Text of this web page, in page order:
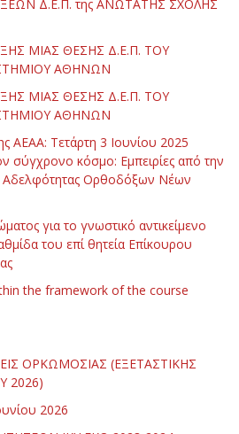
Δ.Ε.Π. της ΑΝΩΤΑΤΗΣ ΣΧΟΛΗΣ
ΜΙΑΣ ΘΕΣΗΣ Δ.Ε.Π. ΤΟΥ
ΑΘΗΝΩΝ
ΜΙΑΣ ΘΕΣΗΣ Δ.Ε.Π. ΤΟΥ
ΑΘΗΝΩΝ
ΑΕΑΑ: Τετάρτη 3 Ιουνίου 2025
σύγχρονο κόσμο: Εμπειρίες από την
Αδελφότητας Ορθοδόξων Νέων
για το γνωστικό αντικείμενο
του επί θητεία Επίκουρου
the framework of the course
ΟΡΚΩΜΟΣΙΑΣ (ΕΞΕΤΑΣΤΙΚΗΣ
2026)
2026